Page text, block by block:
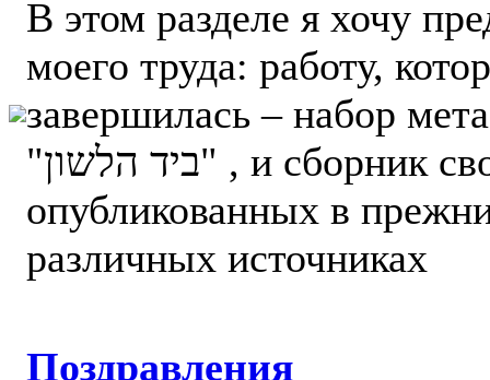
В этом разделе я хочу
моего труда: работу,
завершилась – набор
"ביד הלשון" , и сборник своих статей,
опубликованных в
различных источниках
Поздравления